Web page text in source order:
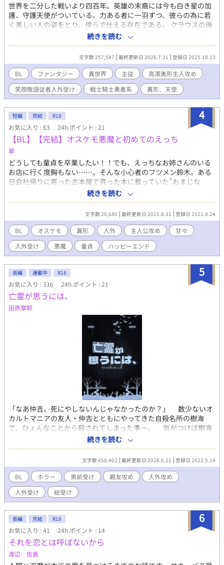
世界を二分した戦いより四百年。英雄の末裔には今も白き星の加
護、守護天使がついている。力ある者に一羽ずつ、彼らの為に若
く美しい人の姿をとり、傍らで仕える存在である。 クラウスの後
継エドアルドもまたその加護を受けるはずだったが、成人を迎え
て数年過ぎても天使が現れず、不貞の子の噂さえ立っていた。 疑
心に耐え、煩悶しながら迎えた二十五歳の誕生日。ようやく降臨
したエドアルドの守護天使は黒い翼を持ち天使らしからぬ容貌
で、彼と周囲を惑わせる―― 長らく期待し、憧れ続けていた存在
が思っていたのと全然違うので落胆したり振り回されたりしなが
らもやっぱりかけがえなく大事だったりする主と、ずっと彼のこ
とが大好きな守護天使の話。再び訪れようとする戦の時代を封じ
英雄になる話。 顰め面気味高潔ツンデレ美形主人攻め（25）×攻
めの為に生まれてきた笑顔敬語従者人外受け（外見二十代、生後
半年） ・タイトルに*がエロ有。 ・序盤だけ不遇風味。相思相愛
主従。 ・攻めには婚約者がいて結婚する。子供もできる。全員幸
せになる。その他男女各種組み合わせ、両性無性あり。 ・人型以
外の異種族異形人外が多数いる世界。受けの本性も非人型。 ・戦
闘や負傷の描写を含み、それに伴う展開がありうる。 ・最速更新
はムーンライトノベルズ
https://novel18.syosetu.com/n7775le/ 毎週金曜更新目標で
続きを読む
文字数 257,587 最終更新日 2026.7.31 登録日 2025.10.13
BL ファンタジー 異世界 主従
高潔美形主人攻め
笑顔敬語従者人外受け
戦士騎士勇者系 異形、天使
4
短編 完結 R18
お気に入り : 63 24h.ポイント : 21
【BL】【完結】オスケモ悪魔と初めてのえっち
翠
どうしても童貞を卒業したい！！でも、えっちなお姉さんのいる
お店に行く度胸もない……。そんな小心者のフツメン鈴木。ある
日会社帰りに寄った古本屋で買った本に載っていた”おまじな
い”を試してみたら……。 ご都合主義なエロコメです。人間（ス
ズキ）×悪魔（レン）。異形、人外受けが好きな同士がいたら嬉
しいです！主人公攻め。レンがえっちの最中に甘えた言葉使いに
なるのは仕様です。俺様受けじゃないので、要注意です！ エロシ
ーンには＊付けてます。それ以外はエロ無しです。 ※ラテン語の
発音は大嘘です。 本編は15話で完結、16話目はレン視点のオマケ
です。 ※番外編追加しました。本編は16話完結です。
続きを読む
文字数 20,680 最終更新日 2021.8.31 登録日 2021.8.24
BL オスケモ 異形 人外 主人公攻め
甘々
人外受け
悪魔 童貞 ハッピーエンド
5
長編 連載中 R18
お気に入り : 316 24h.ポイント : 21
亡霊が思うには、
田原摩耶
「なあ仲吉、死にやしないんじゃなかったのか？」 数少ないオ
カルトマニアの友人・仲吉とともにやってきた自殺名所の樹海
で、ひょんなことから殺されてしまった準一。 気がつけば樹海
の中、亡霊として目が覚めた準一はそこで似たような境遇の五人
の亡霊に出会う。 強面長身男前中身常識人な準一が倫理観と生
死観とモラルのない亡霊たちと幽霊屋敷でルームシェアしながら
無事成仏するために殺されかけたりたまに殺したり試行錯誤する
日常系ドタバタホラー血みどろ総受けBL（ライフ）。 【概要・傾
向】 強面常識人総受け／亡霊／ホラーという名の異能心霊ファン
タジーもどき／サイコ攻め
続きを読む
文字数 658,402 最終更新日 2026.6.11 登録日 2022.5.14
BL ホラー 男前受け 親友攻め
人外攻め
人外受け
総受け
6
長編 完結 R18
お気に入り : 41 24h.ポイント : 14
それを恋とは呼ばないから
渡辺 佐倉